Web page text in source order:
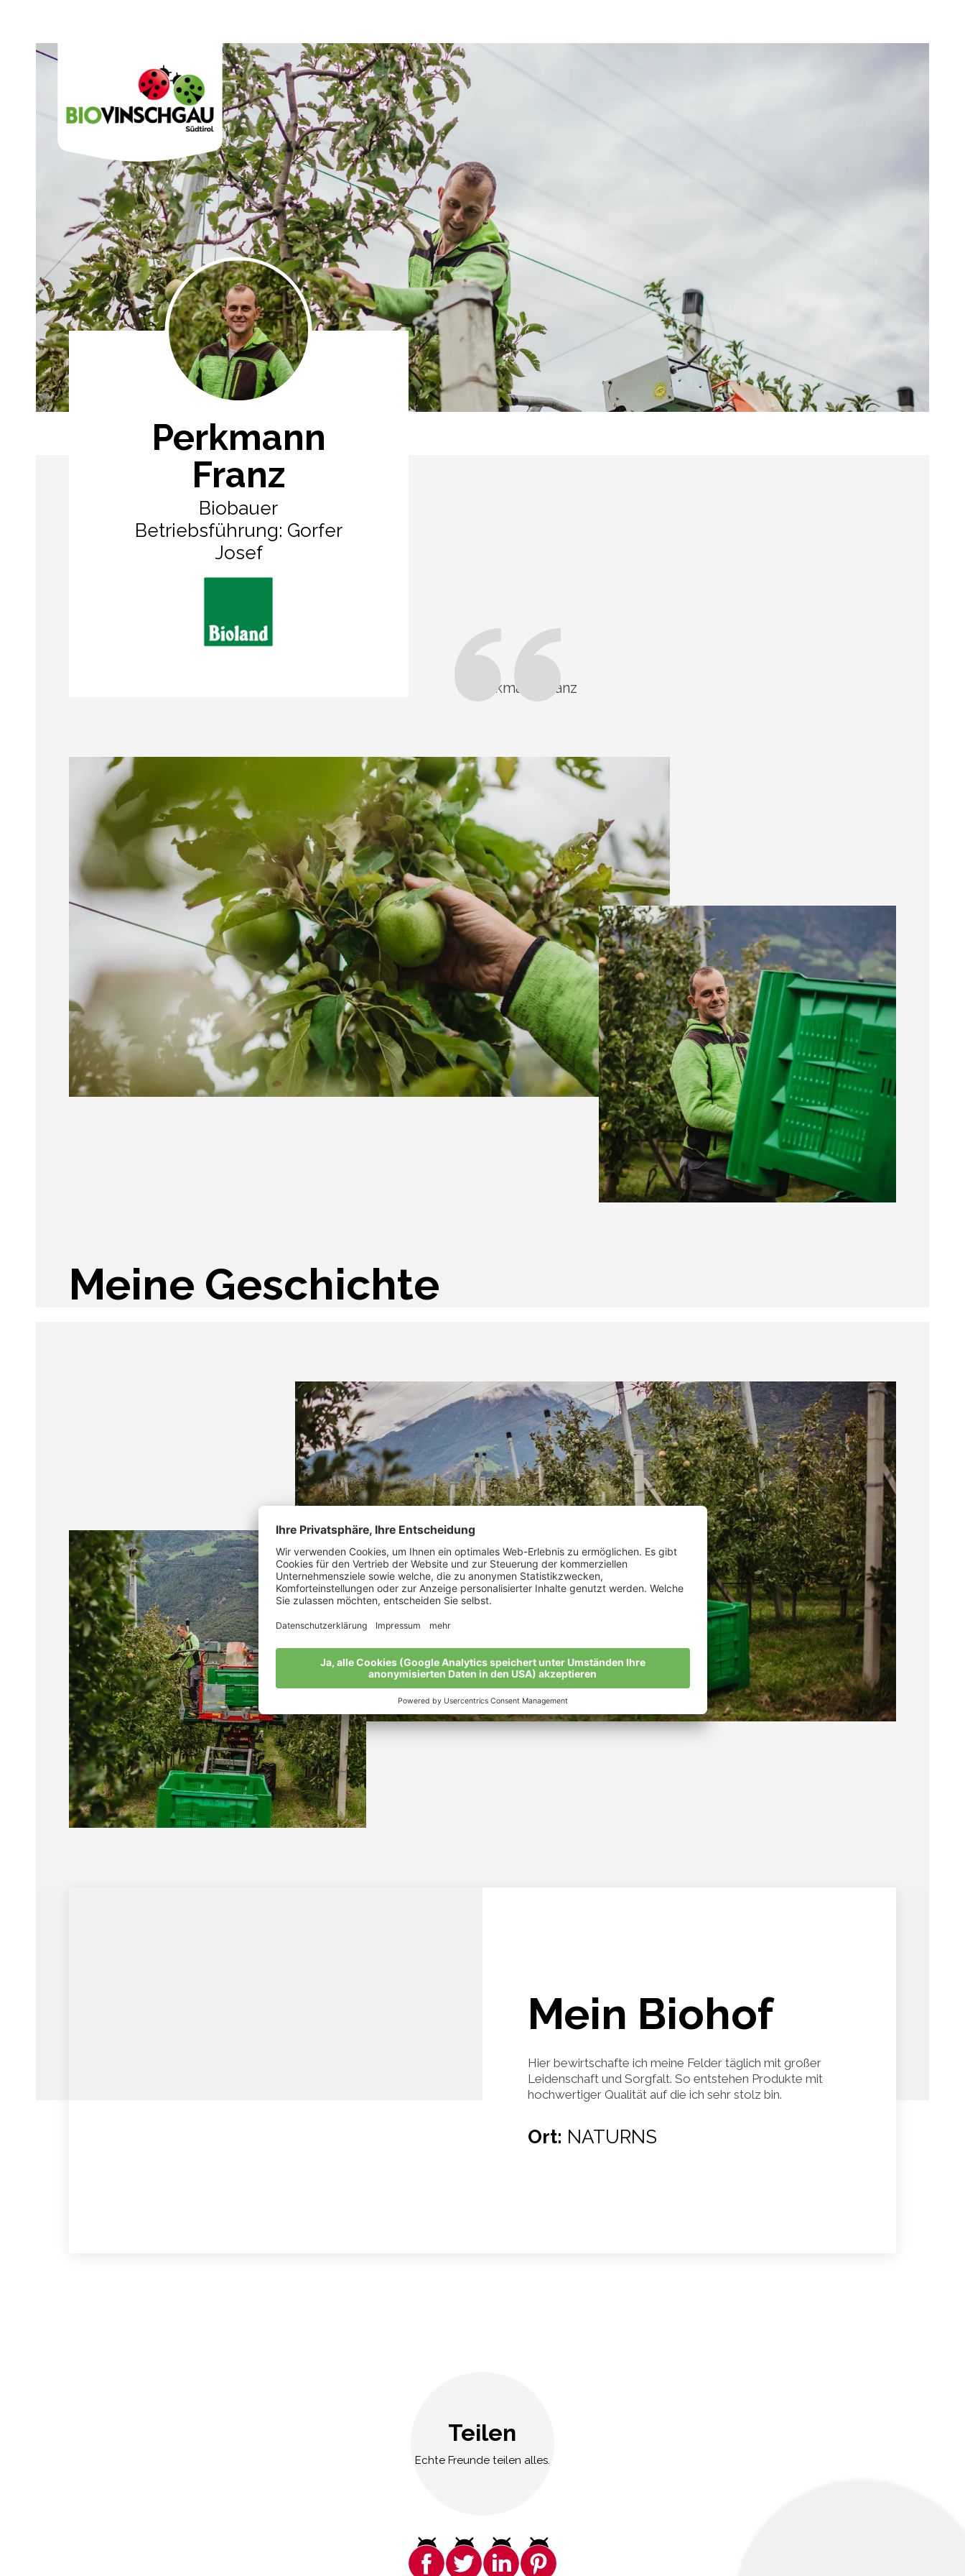
Perkmann
Franz
Biobauer
Betriebsführung: Gorfer
Josef
Perkmann Franz
Meine Geschichte
Mein Biohof
Hier bewirtschafte ich meine Felder täglich mit großer
Leidenschaft und Sorgfalt. So entstehen Produkte mit
hochwertiger Qualität auf die ich sehr stolz bin.
Ort: NATURNS
Teilen
Echte Freunde teilen alles.